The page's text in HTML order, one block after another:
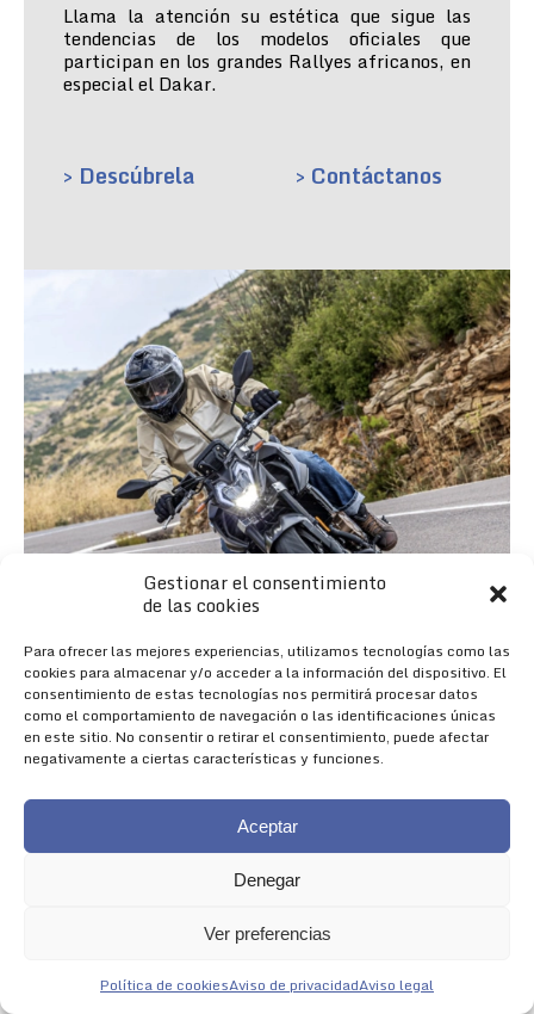
Gestionar el consentimiento
de las cookies
Para ofrecer las mejores experiencias, utilizamos tecnologías como las
cookies para almacenar y/o acceder a la información del dispositivo. El
consentimiento de estas tecnologías nos permitirá procesar datos
como el comportamiento de navegación o las identificaciones únicas
en este sitio. No consentir o retirar el consentimiento, puede afectar
negativamente a ciertas características y funciones.
Aceptar
Denegar
Ver preferencias
Política de cookiesAviso de privacidadAviso legal
Llama la atención su estética que sigue las
tendencias de los modelos oficiales que
participan en los grandes Rallyes africanos, en
especial el Dakar.
> Descúbrela > Contáctanos
NACIDA PARA IMPRESIONAR